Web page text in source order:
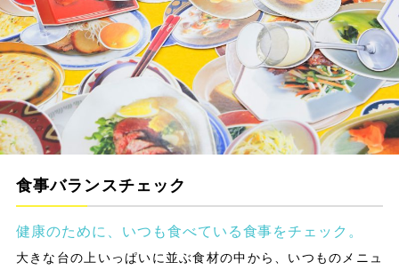
食事バランスチェック
健康のために、いつも食べている食事をチェック。
大きな台の上いっぱいに並ぶ食材の中から、いつものメニュ